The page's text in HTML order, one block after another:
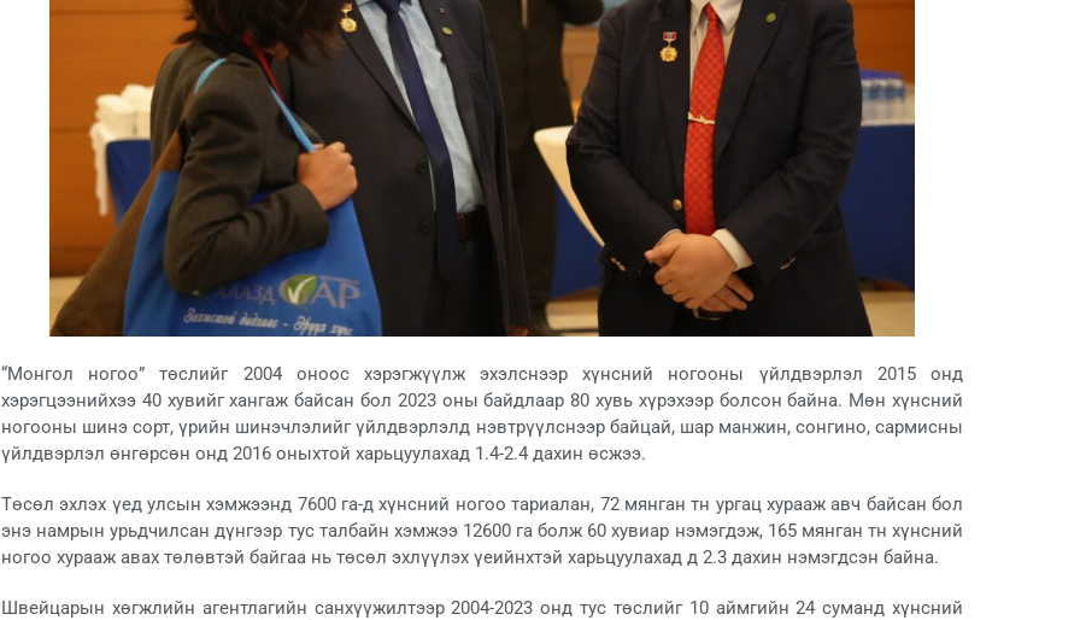
“Монгол ногоо” төслийг 2004 оноос хэрэгжүүлж эхэлснээр хүнсний ногооны үйлдвэрлэл 2015 онд
хэрэгцээнийхээ 40 хувийг хангаж байсан бол 2023 оны байдлаар 80 хувь хүрэхээр болсон байна. Мөн хүнсний
ногооны шинэ сорт, үрийн шинэчлэлийг үйлдвэрлэлд нэвтрүүлснээр байцай, шар манжин, сонгино, сармисны
үйлдвэрлэл өнгөрсөн онд 2016 оныхтой харьцуулахад 1.4-2.4 дахин өсжээ.
Төсөл эхлэх үед улсын хэмжээнд 7600 га-д хүнсний ногоо тариалан, 72 мянган тн ургац хурааж авч байсан бол
энэ намрын урьдчилсан дүнгээр тус талбайн хэмжээ 12600 га болж 60 хувиар нэмэгдэж, 165 мянган тн хүнсний
ногоо хурааж авах төлөвтэй байгаа нь төсөл эхлүүлэх үеийнхтэй харьцуулахад д 2.3 дахин нэмэгдсэн байна.
Швейцарын хөгжлийн агентлагийн санхүүжилтээр 2004-2023 онд тус төслийг 10 аймгийн 24 суманд хүнсний